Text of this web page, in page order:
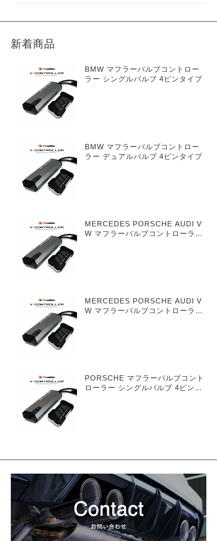
新着商品
BMW マフラーバルブコントロー
ラー シングルバルブ 4ピンタイプ
BMW マフラーバルブコントロー
ラー デュアルバルブ 4ピンタイプ
MERCEDES PORSCHE AUDI V
W マフラーバルブコントローラー
MERCEDES PORSCHE AUDI V
W マフラーバルブコントローラー
PORSCHE マフラーバルブコント
ローラー シングルバルブ 4ピンタ